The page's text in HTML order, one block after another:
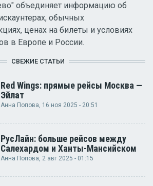
объединяет информацию об
обычных
ценах на билеты и условиях
в Европе и России.
СВЕЖИЕ СТАТЬИ
Red Wings: прямые рейсы Москва —
Эйлат
Анна Попова, 16 ноя 2025 - 20:51
РусЛайн: больше рейсов между
Салехардом и Ханты-Мансийском
Анна Попова , 2 авг 2025 - 01:15